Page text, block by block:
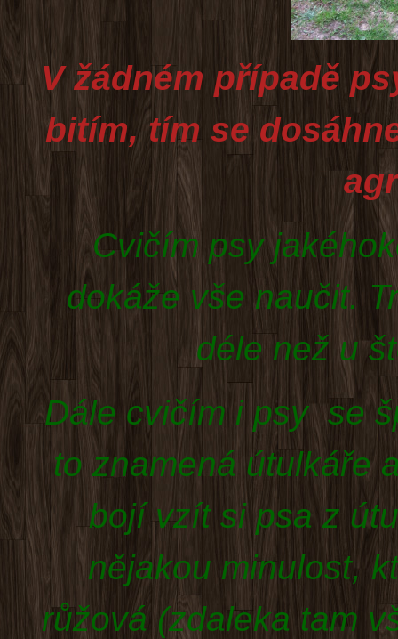
V žádném případě
bitím, tím se
Cvičím psy
dokáže vše naučit.
déle než u
Dále cvičím i psy se
to znamená útulkáře
bojí vzít si psa z
nějakou minulost,
růžová(zdaleka tam